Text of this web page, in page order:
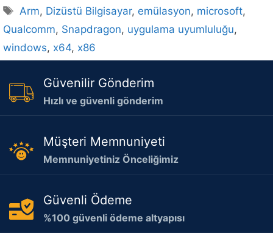
Etiketler
Arm, Dizüstü Bilgisayar, emülasyon, microsoft,
Qualcomm, Snapdragon, uygulama uyumluluğu,
windows, x64, x86
Güvenilir Gönderim
Hızlı ve güvenli gönderim
Müşteri Memnuniyeti
Memnuniyetiniz Önceliğimiz
Güvenli Ödeme
%100 güvenli ödeme altyapısı